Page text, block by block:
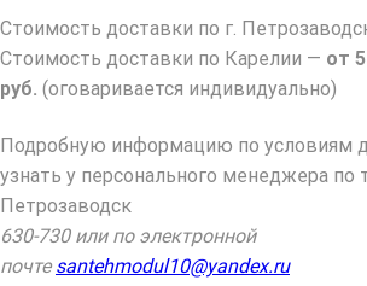
Стоимость доставки по г.
Стоимость доставки по Карелии — от
руб. (оговаривается индивидуально)
Подробную информацию по условиям
узнать у персонального менеджера по
Петрозаводск
630-730 или по электронной
почте santehmodul10@yandex.ru